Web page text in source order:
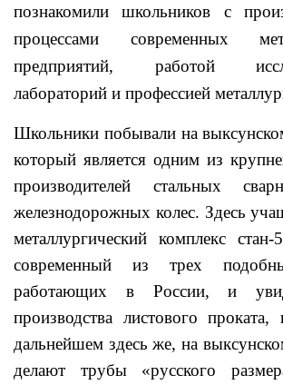
познакомили школьников с
процессами современных
предприятий, работой
лабораторий и профессией
Школьники побывали на
который является одним из
производителей стальных
железнодорожных колес. Здесь
металлургический комплекс стан-
современный из трех
работающих в России, и
производства листового
дальнейшем здесь же, на
делают трубы «русского